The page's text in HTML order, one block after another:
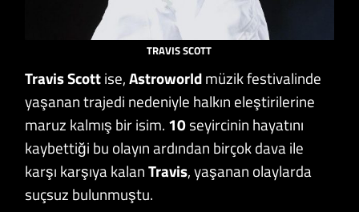
TRAVIS SCOTT
Travis Scottise,Astroworldmüzik festivalinde
yaşanan trajedi nedeniyle halkın eleştirilerine
maruz kalmış bir isim. 10seyircinin hayatını
kaybettiği bu olayın ardından birçok dava ile
karşı karşıya kalanTravis, yaşanan olaylarda
suçsuz bulunmuştu.